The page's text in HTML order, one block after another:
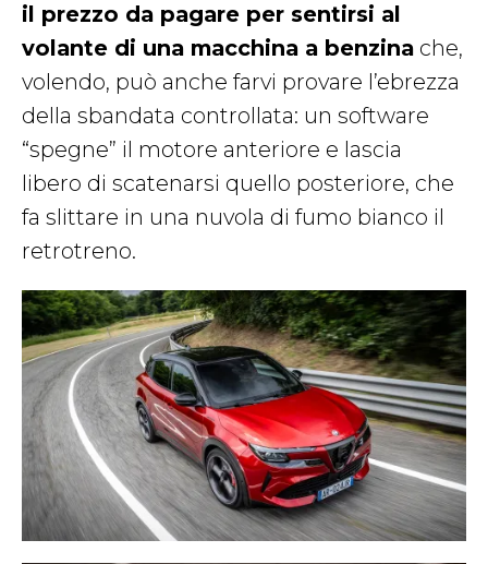
il prezzo da pagare per sentirsi al
volante di una macchina a benzina che,
volendo, può anche farvi provare l’ebrezza
della sbandata controllata: un software
“spegne” il motore anteriore e lascia
libero di scatenarsi quello posteriore, che
fa slittare in una nuvola di fumo bianco il
retrotreno.